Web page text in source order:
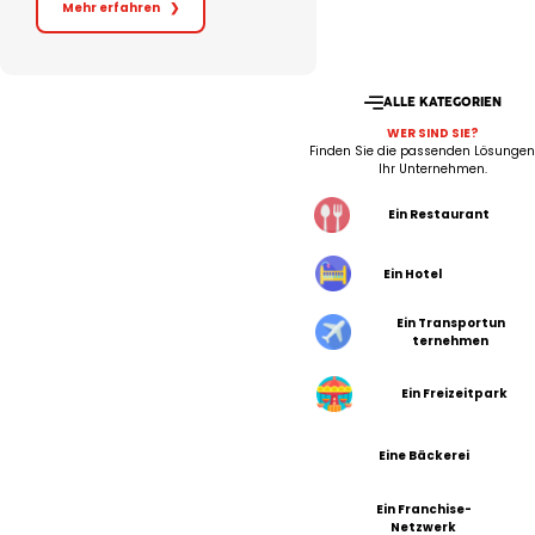
Mehr erfahren ❯
ALLE KATEGORIEN
WER SIND SIE?
Finden Sie die passenden
Ihr Unternehmen.
Ein Restaurant
Ein Hotel
Ein Transportun
ternehmen
Ein Freizeitpark
Eine Bäckerei
Ein Franchise-
Netzwerk